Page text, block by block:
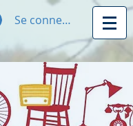
Se connecter